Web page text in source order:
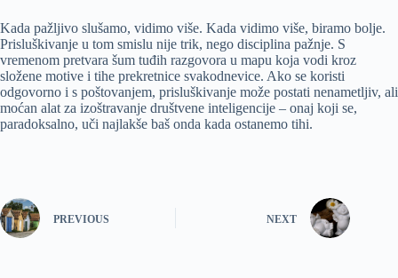
Kada pažljivo slušamo, vidimo više. Kada vidimo više, biramo bolje.
Prisluškivanje u tom smislu nije trik, nego disciplina pažnje. S
vremenom pretvara šum tuđih razgovora u mapu koja vodi kroz
složene motive i tihe prekretnice svakodnevice. Ako se koristi
odgovorno i s poštovanjem, prisluškivanje može postati nenametljiv, ali
moćan alat za izoštravanje društvene inteligencije – onaj koji se,
paradoksalno, uči najlakše baš onda kada ostanemo tihi.
PREVIOUS NEXT